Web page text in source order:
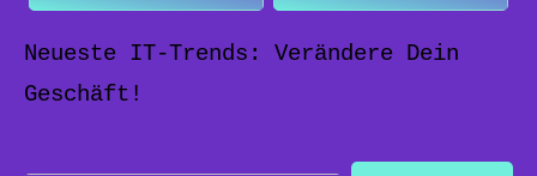
Neueste IT-Trends: Verändere Dein
Geschäft!